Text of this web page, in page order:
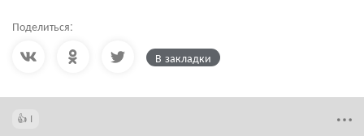
Поделиться:
В закладки
1